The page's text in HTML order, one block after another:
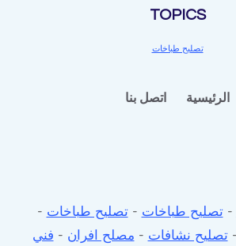
TOPICS
تصليح طباخات
الرئيسية اتصل بنا
-تصليح طباخات -تصليح طباخات -
-تصليح نشافات - مصلح افران - فني